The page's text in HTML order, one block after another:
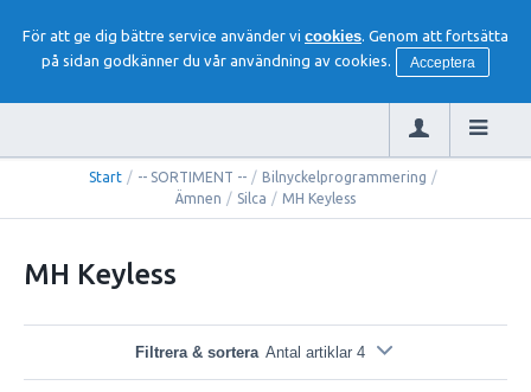
För att ge dig bättre service använder vi cookies. Genom att fortsätta
på sidan godkänner du vår användning av cookies.
Acceptera
Start / -- SORTIMENT -- / Bilnyckelprogrammering /
Ämnen / Silca / MH Keyless
MH Keyless
Filtrera & sortera Antal artiklar 4